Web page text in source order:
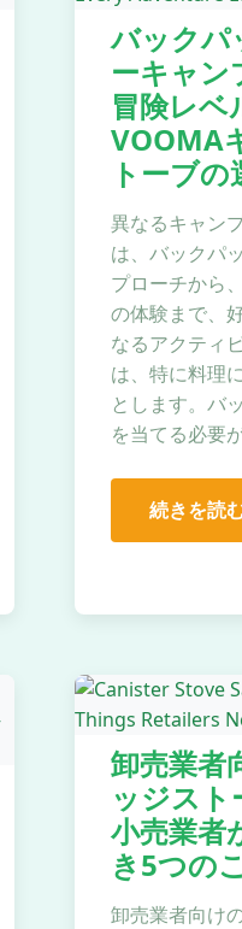
バックパ
ーキャン
冒険レベ
VOOMA
トーブの
異なるキャン
は、バックパ
プローチから
の体験まで、
なるアクティ
は、特に料理
とします。バ
を当てる必要
続きを読
卸売業者
ッジスト
小売業者
き5つの
卸売業者向け